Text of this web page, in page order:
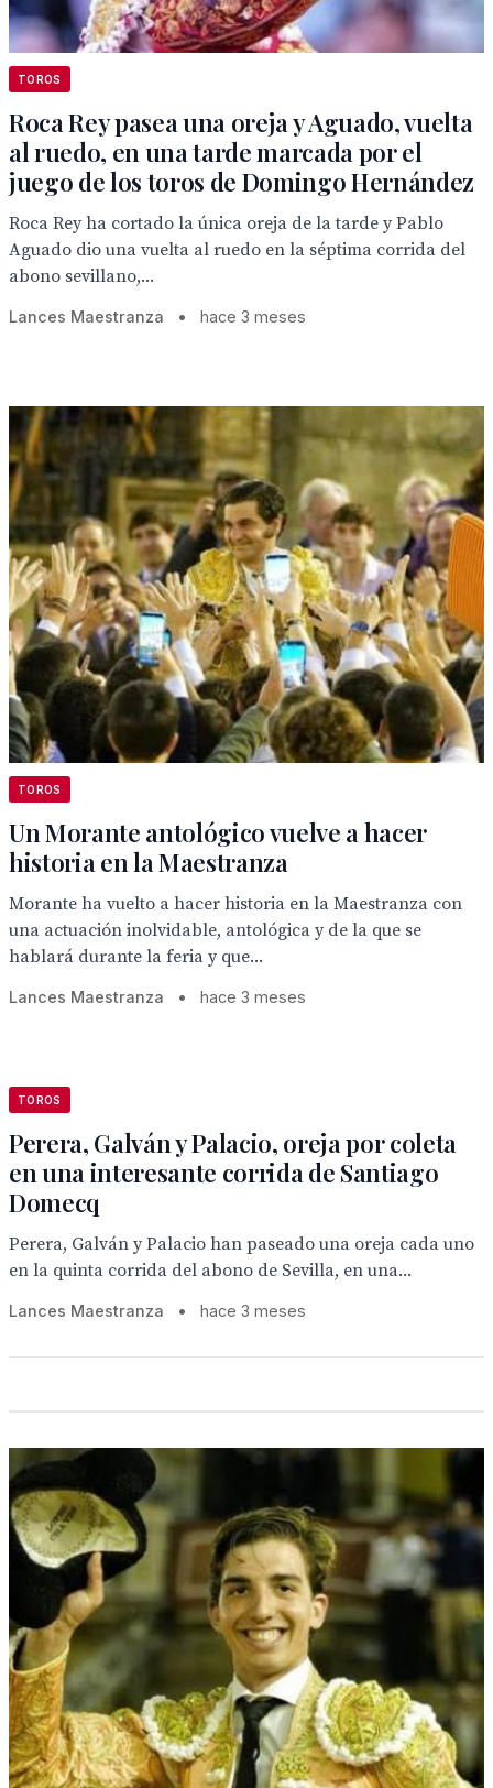
TOROS
Roca Rey pasea una oreja y Aguado, vuelta
al ruedo, en una tarde marcada por el
juego de los toros de Domingo Hernández
Roca Rey ha cortado la única oreja de la tarde y Pablo
Aguado dio una vuelta al ruedo en la séptima corrida del
abono sevillano,...
Lances Maestranza • hace 3 meses
TOROS
Un Morante antológico vuelve a hacer
historia en la Maestranza
Morante ha vuelto a hacer historia en la Maestranza con
una actuación inolvidable, antológica y de la que se
hablará durante la feria y que...
Lances Maestranza • hace 3 meses
TOROS
Perera, Galván y Palacio, oreja por coleta
en una interesante corrida de Santiago
Domecq
Perera, Galván y Palacio han paseado una oreja cada uno
en la quinta corrida del abono de Sevilla, en una...
Lances Maestranza • hace 3 meses